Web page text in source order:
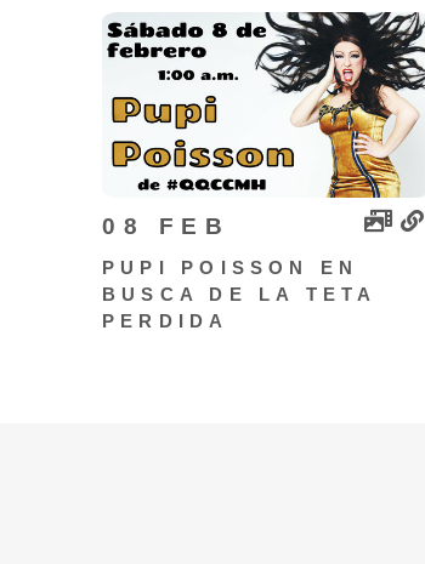
08 FEB
PUPI POISSON EN
BUSCA DE LA TETA
PERDIDA